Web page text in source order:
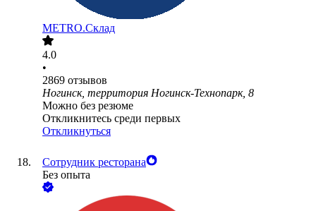
METRO.Склад
4.0
•
2869 отзывов
Ногинск, территория Ногинск-Технопарк, 8
Можно без резюме
Откликнитесь среди первых
Откликнуться
Сотрудник ресторана
Без опыта